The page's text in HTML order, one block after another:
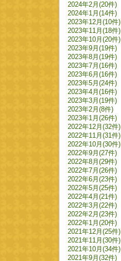
2024年2月(20件)
2024年1月(14件)
2023年12月(10件)
2023年11月(18件)
2023年10月(20件)
2023年9月(19件)
2023年8月(19件)
2023年7月(16件)
2023年6月(16件)
2023年5月(24件)
2023年4月(16件)
2023年3月(19件)
2023年2月(8件)
2023年1月(26件)
2022年12月(32件)
2022年11月(31件)
2022年10月(30件)
2022年9月(27件)
2022年8月(29件)
2022年7月(26件)
2022年6月(23件)
2022年5月(25件)
2022年4月(21件)
2022年3月(22件)
2022年2月(23件)
2022年1月(20件)
2021年12月(25件)
2021年11月(30件)
2021年10月(34件)
2021年9月(32件)